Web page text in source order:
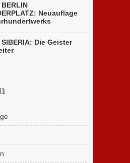
Neuauflage
Die Geister